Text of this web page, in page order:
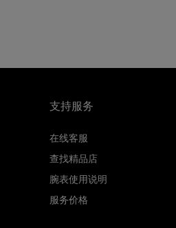
支持服务
在线客服
查找精品店
腕表使用说明
服务价格